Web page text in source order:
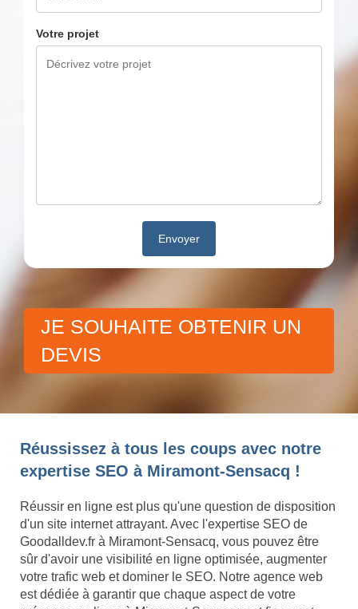
Votre projet
JE SOUHAITE OBTENIR UN
DEVIS
Réussissez à tous les coups avec notre
expertise SEO à Miramont-Sensacq !
Réussir en ligne est plus qu'une question de disposition
d'un site internet attrayant. Avec l'expertise SEO de
Goodalldev.fr à Miramont-Sensacq, vous pouvez être
sûr d'avoir une visibilité en ligne optimisée, augmenter
votre trafic web et dominer le SEO. Notre agence web
est dédiée à garantir que chaque aspect de votre